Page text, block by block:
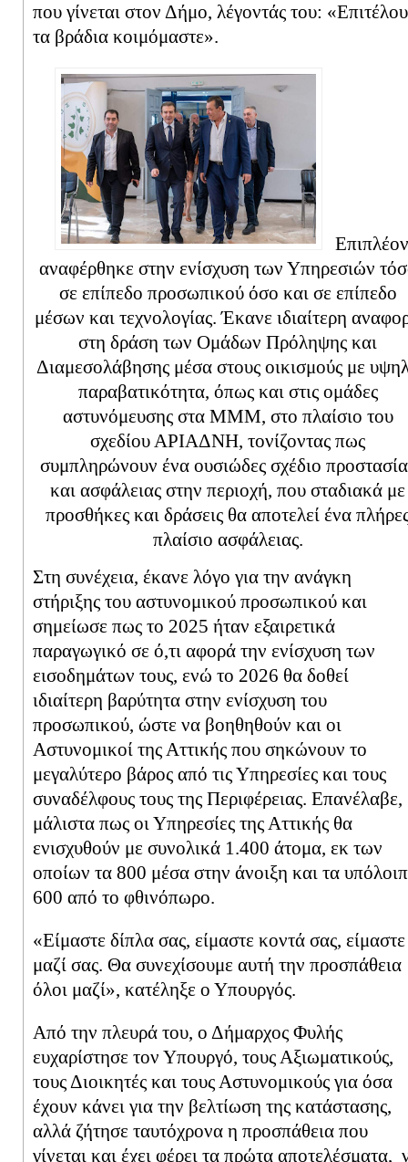
που γίνεται στον Δήμο, λέγοντάς του:
τα βράδια κοιμόμαστε».
αναφέρθηκε στην ενίσχυση των Υπηρεσιών
σε επίπεδο προσωπικού όσο και σε επίπεδο
μέσων και τεχνολογίας. Έκανε ιδιαίτερη
στη δράση των Ομάδων Πρόληψης και
Διαμεσολάβησης μέσα στους οικισμούς με
παραβατικότητα, όπως και στις ομάδες
αστυνόμευσης στα ΜΜΜ, στο πλαίσιο του
σχεδίου ΑΡΙΑΔΝΗ, τονίζοντας πως
συμπληρώνουν ένα ουσιώδες σχέδιο
και ασφάλειας στην περιοχή, που σταδιακά με
προσθήκες και δράσεις θα αποτελεί ένα
πλαίσιο ασφάλειας.
Στη συνέχεια, έκανε λόγο για την ανάγκη
στήριξης του αστυνομικού προσωπικού και
σημείωσε πως το 2025 ήταν εξαιρετικά
παραγωγικό σε ό,τι αφορά την ενίσχυση των
εισοδημάτων τους, ενώ το 2026 θα δοθεί
ιδιαίτερη βαρύτητα στην ενίσχυση του
προσωπικού, ώστε να βοηθηθούν και οι
Αστυνομικοί της Αττικής που σηκώνουν το
μεγαλύτερο βάρος από τις Υπηρεσίες και τους
συναδέλφους τους της Περιφέρειας. Επανέλαβε,
μάλιστα πως οι Υπηρεσίες της Αττικής θα
ενισχυθούν με συνολικά 1.400 άτομα, εκ των
οποίων τα 800 μέσα στην άνοιξη και τα
600 από το φθινόπωρο.
«Είμαστε δίπλα σας, είμαστε κοντά σας, είμαστε
μαζί σας. Θα συνεχίσουμε αυτή την προσπάθεια
όλοι μαζί», κατέληξε ο Υπουργός.
Από την πλευρά του, ο Δήμαρχος Φυλής
ευχαρίστησε τον Υπουργό, τους Αξιωματικούς,
τους Διοικητές και τους Αστυνομικούς για όσα
έχουν κάνει για την βελτίωση της κατάστασης,
αλλά ζήτησε ταυτόχρονα η προσπάθεια που
γίνεται και έχει φέρει τα πρώτα αποτελέσματα,